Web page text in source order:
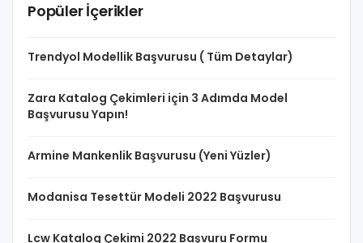
Popüler İçerikler
Trendyol Modellik Başvurusu ( Tüm Detaylar)
Zara Katalog Çekimleri için 3 Adımda Model
Başvurusu Yapın!
Armine Mankenlik Başvurusu (Yeni Yüzler)
Modanisa Tesettür Modeli 2022 Başvurusu
Lcw Katalog Çekimi 2022 Başvuru Formu